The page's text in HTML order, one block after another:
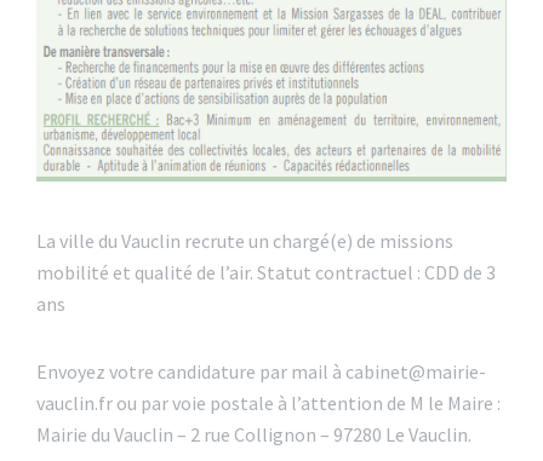
La ville du Vauclin recrute un chargé(e) de missions
mobilité et qualité de l’air. Statut contractuel : CDD de 3
ans
Envoyez votre candidature par mail à cabinet@mairie-
vauclin.fr ou par voie postale à l’attention de M le Maire :
Mairie du Vauclin – 2 rue Collignon – 97280 Le Vauclin.